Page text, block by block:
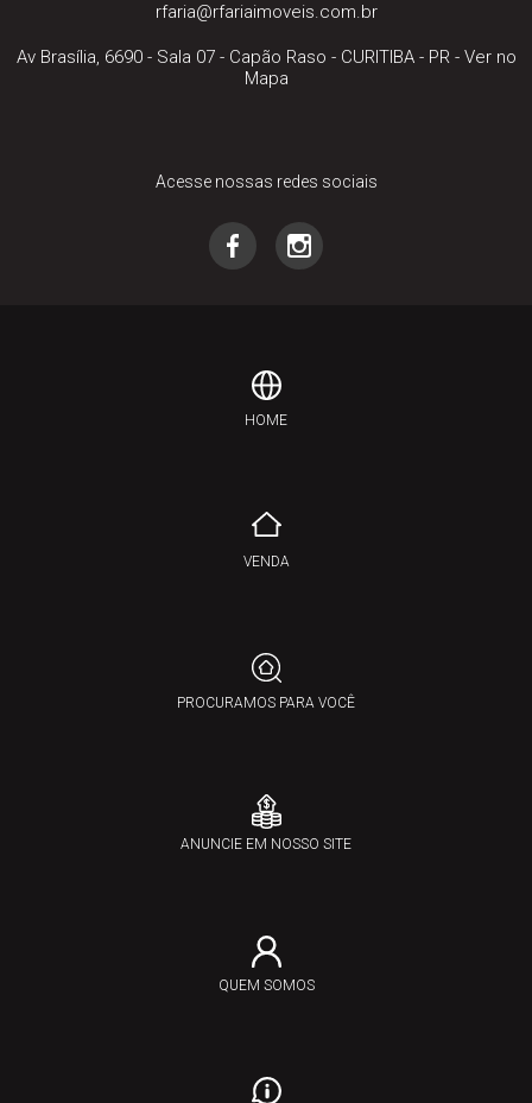
rfaria@rfariaimoveis.com.br
Av Brasília, 6690 - Sala 07- Capão Raso - CURITIBA- PR- Ver no
Mapa
Acesse nossas redes sociais
HOME
VENDA
PROCURAMOS PARA VOCÊ
ANUNCIE EM NOSSO SITE
QUEM SOMOS